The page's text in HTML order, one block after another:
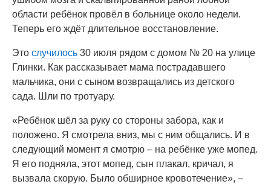
области ребёнок провёл в больнице около недели.
Теперь его ждёт длительное восстановление.
Это случилось 30 июля рядом с домом № 20 на улице
Глинки. Как рассказывает мама пострадавшего
мальчика, они с сыном возвращались из детского
сада. Шли по тротуару.
«Ребёнок шёл за руку со стороны забора, как и
положено. Я смотрела вниз, мы с ним общались. И в
следующий момент я смотрю – на ребёнке уже мопед.
Я его подняла, этот мопед, сын плакал, кричал, я
вызвала скорую. Было обширное кровотечение», –